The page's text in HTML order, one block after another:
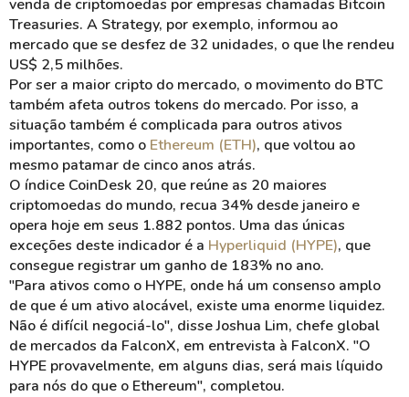
venda de criptomoedas por empresas chamadas Bitcoin
Treasuries. A Strategy, por exemplo, informou ao
mercado que se desfez de 32 unidades, o que lhe rendeu
US$ 2,5 milhões.
Por ser a maior cripto do mercado, o movimento do BTC
também afeta outros tokens do mercado. Por isso, a
situação também é complicada para outros ativos
importantes, como o Ethereum (ETH), que voltou ao
mesmo patamar de cinco anos atrás.
O índice CoinDesk 20, que reúne as 20 maiores
criptomoedas do mundo, recua 34% desde janeiro e
opera hoje em seus 1.882 pontos. Uma das únicas
exceções deste indicador é a Hyperliquid (HYPE), que
consegue registrar um ganho de 183% no ano.
"Para ativos como o HYPE, onde há um consenso amplo
de que é um ativo alocável, existe uma enorme liquidez.
Não é difícil negociá-lo", disse Joshua Lim, chefe global
de mercados da FalconX, em entrevista à FalconX. "O
HYPE provavelmente, em alguns dias, será mais líquido
para nós do que o Ethereum", completou.